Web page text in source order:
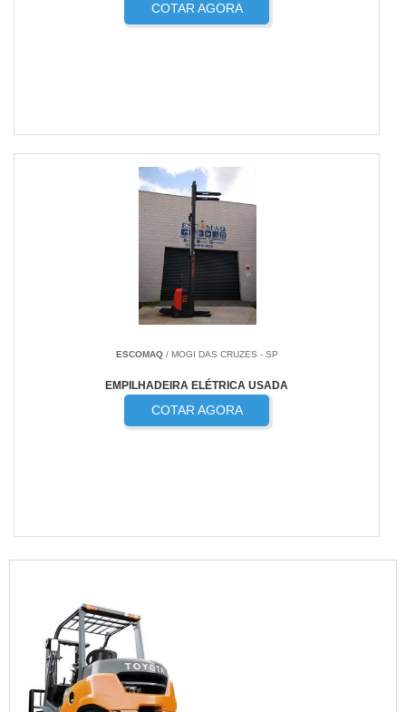
COTAR AGORA
ESCOMAQ/ MOGI DAS CRUZES - SP
EMPILHADEIRA ELÉTRICA USADA
COTAR AGORA